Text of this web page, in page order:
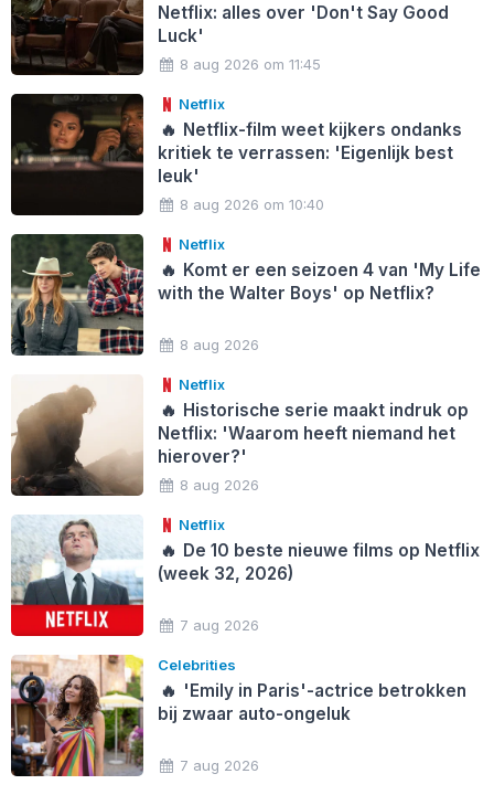
Netflix: alles over 'Don't Say Good
Luck'
8 aug 2026 om 11:45
Netflix
🔥 Netflix-film weet kijkers ondanks
kritiek te verrassen: 'Eigenlijk best
leuk'
8 aug 2026 om 10:40
Netflix
🔥 Komt er een seizoen 4 van 'My Life
with the Walter Boys' op Netflix?
8 aug 2026
Netflix
🔥 Historische serie maakt indruk op
Netflix: 'Waarom heeft niemand het
hierover?'
8 aug 2026
Netflix
🔥 De 10 beste nieuwe films op Netflix
(week 32, 2026)
7 aug 2026
Celebrities
🔥 'Emily in Paris'-actrice betrokken
bij zwaar auto-ongeluk
7 aug 2026